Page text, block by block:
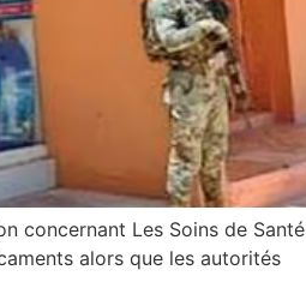
concernant Les Soins de Santé
alors que les autorités